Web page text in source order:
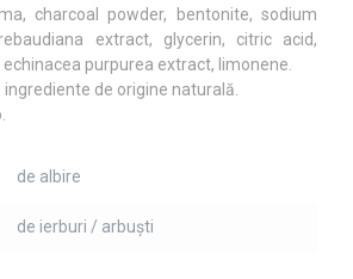
charcoal powder, bentonite, sodium
extract, glycerin, citric acid,
purpurea extract, limonene.
de origine naturală.
de albire
de ierburi / arbuști